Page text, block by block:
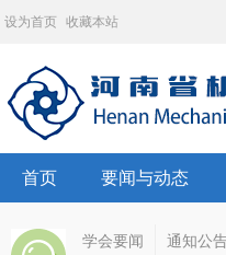
设为首页 收藏本站
首页 要闻与动态
学会要闻 通知公